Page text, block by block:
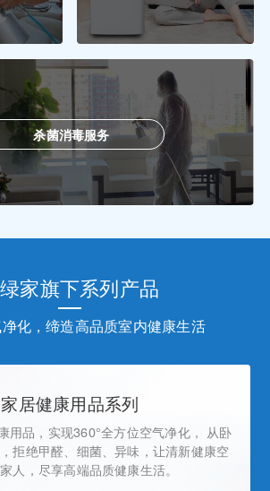
杀菌消毒服务
家旗下系列产品
化，缔造高品质室内健康生活
家居健康用品系列
用品，实现360°全方位空气净化， 从卧
拒绝甲醛、细菌、异味，让清新健康空
人，尽享高端品质健康生活。